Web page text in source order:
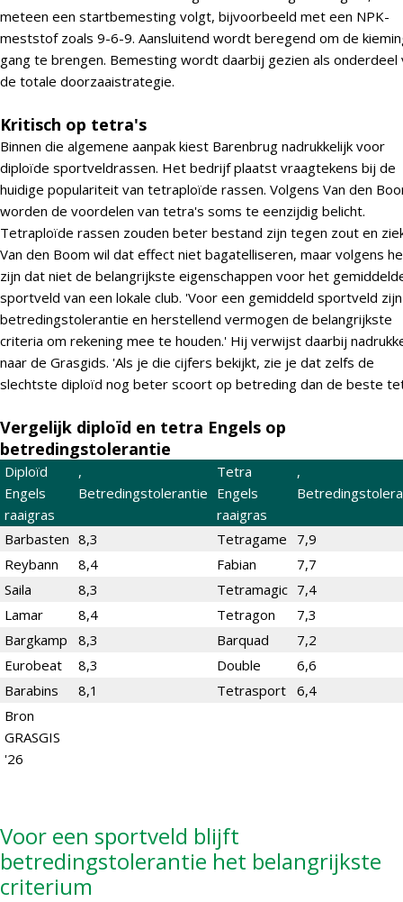
meteen een startbemesting volgt, bijvoorbeeld met een NPK-
meststof zoals 9-6-9. Aansluitend wordt beregend om de
gang te brengen. Bemesting wordt daarbij gezien als onderdeel
de totale doorzaaistrategie.
Kritisch op tetra's
Binnen die algemene aanpak kiest Barenbrug nadrukkelijk voor
diploïde sportveldrassen. Het bedrijf plaatst vraagtekens bij de
huidige populariteit van tetraploïde rassen. Volgens Van den
worden de voordelen van tetra's soms te eenzijdig belicht.
Tetraploïde rassen zouden beter bestand zijn tegen zout en
Van den Boom wil dat effect niet bagatelliseren, maar volgens
zijn dat niet de belangrijkste eigenschappen voor het
sportveld van een lokale club. 'Voor een gemiddeld sportveld zijn
betredingstolerantie en herstellend vermogen de belangrijkste
criteria om rekening mee te houden.' Hij verwijst daarbij
naar de Grasgids. 'Als je die cijfers bekijkt, zie je dat zelfs de
slechtste diploïd nog beter scoort op betreding dan de beste
Vergelijk diploïd en tetra Engels op
betredingstolerantie
Diploïd
Engels
raaigras
,
Betredingstolerantie
Tetra
Engels
raaigras
,
Barbasten 8,3 Tetragame
7,9
Reybann
8,4 Fabian
7,7
Saila
8,3 Tetramagic 7,4
Lamar
8,4 Tetragon
7,3
Bargkamp
8,3 Barquad
7,2
Eurobeat
8,3 Double
6,6
Barabins
8,1 Tetrasport 6,4
Bron
GRASGIS
'26
Voor een sportveld blijft
betredingstolerantie het belangrijkste
criterium